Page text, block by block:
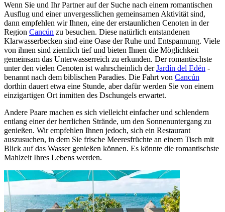
Wenn Sie und Ihr Partner auf der Suche nach einem romantischen
Ausflug und einer unvergesslichen gemeinsamen Aktivität sind,
dann empfehlen wir Ihnen, eine der erstaunlichen Cenoten in der
Region Cancún zu besuchen. Diese natürlich entstandenen
Klarwasserbecken sind eine Oase der Ruhe und Entspannung. Viele
von ihnen sind ziemlich tief und bieten Ihnen die Möglichkeit
gemeinsam das Unterwasserreich zu erkunden. Der romantischste
unter den vielen Cenoten ist wahrscheinlich derJardín del Edén -
benannt nach dem biblischen Paradies. Die Fahrt von Cancún
dorthin dauert etwa eine Stunde, aber dafür werden Sie von einem
einzigartigen Ort inmitten des Dschungels erwartet.
Andere Paare machen es sich vielleicht einfacher und schlendern
entlang einer der herrlichen Strände, um den Sonnenuntergang zu
genießen. Wir empfehlen Ihnen jedoch, sich ein Restaurant
auszusuchen, in dem Sie frische Meeresfrüchte an einem Tisch mit
Blick auf das Wasser genießen können. Es könnte die romantischste
Mahlzeit Ihres Lebens werden.